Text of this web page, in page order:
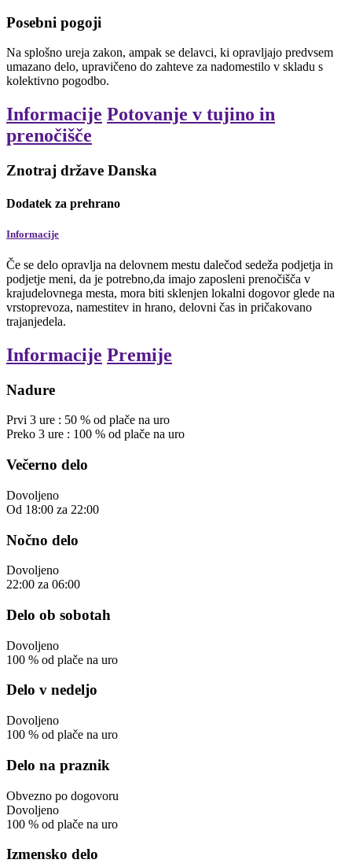
Posebni pogoji
Na splošno ureja zakon, ampak se delavci, ki opravljajo predvsem
umazano delo, upravičeno do zahteve za nadomestilo v skladu s
kolektivno pogodbo.
Informacije Potovanje v tujino in
prenočišče
Znotraj države Danska
Dodatek za prehrano
Informacije
Če se delo opravlja na delovnem mestu dalečod sedeža podjetja in
podjetje meni, da je potrebno,da imajo zaposleni prenočišča v
krajudelovnega mesta, mora biti sklenjen lokalni dogovor glede na
vrstoprevoza, namestitev in hrano, delovni čas in pričakovano
trajanjedela.
Informacije Premije
Nadure
Prvi 3 ure : 50 % od plače na uro
Preko 3 ure : 100 % od plače na uro
Večerno delo
Dovoljeno
Od 18:00 za 22:00
Nočno delo
Dovoljeno
22:00 za 06:00
Delo ob sobotah
Dovoljeno
100 % od plače na uro
Delo v nedeljo
Dovoljeno
100 % od plače na uro
Delo na praznik
Obvezno po dogovoru
Dovoljeno
100 % od plače na uro
Izmensko delo